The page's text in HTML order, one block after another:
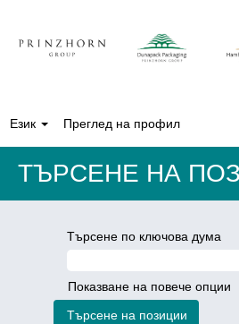
Език Преглед на профил
ТЪРСЕНЕ НА
Търсене по ключова дума
Показване на повече опции